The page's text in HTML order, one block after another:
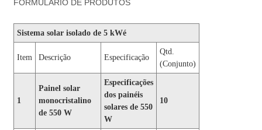
FORMULÁRIO DE PRODUTOS
Sistema solar isolado de 5 kWé
Item Descrição Especificação
Qtd.
(Conjunto)
1
Painel solar
monocristalino
de 550 W
Especificações
dos painéis
solares de 550
W
10